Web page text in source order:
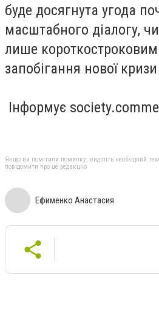
буде досягнута угода
масштабного діалогу,
лише
запобігання нової кризи
Інформує
Якщо ви помітили помилку, виділіть необхідний
повідомити про це редакцію
Ефименко Анастасия